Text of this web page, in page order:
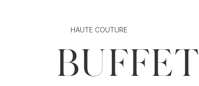
HAUTE COUTURE
BUFFET